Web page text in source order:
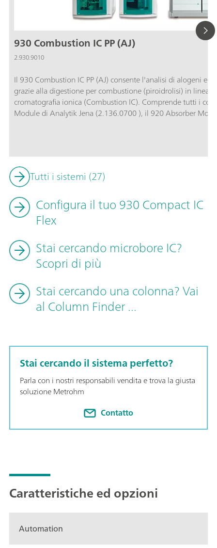
930 Combustion IC PP (AJ)
2.930.9010
Il 930 Combustion IC PP (AJ) consente l'analisi di alogeni
grazie alla digestione per combustione (piroidrolisi) in linea
cromatografia ionica (Combustion IC). Comprende tutti i
Module di Analytik Jena (2.136.0700 ), il 920 Absorber
automatizzata e viene comandata interamente dal MagIC
Tutti i sistemi (27)
Configura il tuo 930 Compact IC
Flex
Stai cercando microbore IC?
Scopri di più
Stai cercando una colonna? Vai
al Column Finder ...
Stai cercando il sistema perfetto?
Parla con i nostri responsabili vendita e trova la giusta
soluzione Metrohm
Contatto
Caratteristiche ed opzioni
Automation